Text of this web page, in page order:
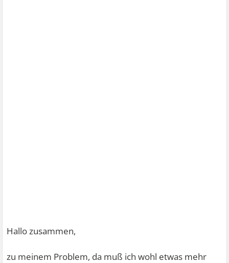
Hallo zusammen,
zu meinem Problem, da muß ich wohl etwas mehr